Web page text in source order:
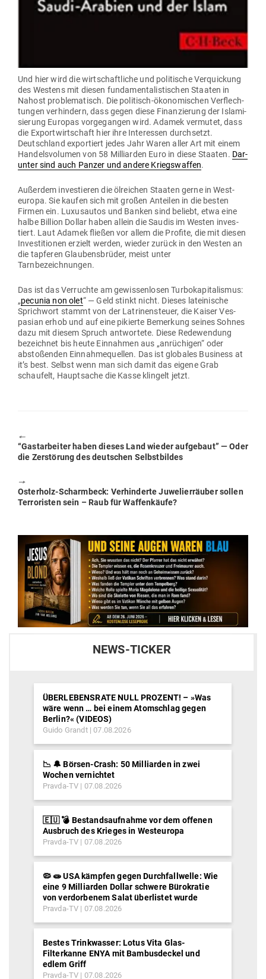
Und hier wird die wirt­schaft­liche und poli­tische Ver­qui­ckung
des Westens mit diesen fun­da­men­ta­lis­ti­schen Staaten in
Nahost pro­ble­ma­tisch. Die poli­tisch-öko­no­mi­schen Ver­flech­
tungen ver­hindern, dass gegen diese Finan­zierung der Isla­mi­
sierung Europas vor­ge­gangen wird. Adamek ver­mutet, dass
die Export­wirt­schaft hier ihre Inter­essen durch­setzt.
Deutschland expor­tiert jedes Jahr Waren aller Art mit einem
Han­dels­vo­lumen von 58 Mil­li­arden Euro in diese Staaten. Dar­
unter sind auch Panzer und andere Kriegs­waffen.
Außerdem inves­tieren die ölreichen Staaten gerne in West­
europa. Sie kaufen sich mit großen Anteilen in die besten
Firmen ein. Luxus­autos und Banken sind beliebt, etwa eine
halbe Billion Dollar haben allein die Saudis im Westen inves­
tiert. Laut Adamek fließen vor allem die Profite, die mit diesen
Inves­ti­tionen erzielt werden, wieder zurück in den Westen an
die tap­feren Glau­bens­brüder, meist unter
Tarnbezeichnungen.
Das ist das Ver­ruchte am gewis­sen­losen Tur­bo­ka­pi­ta­lismus:
„pecunia non olet“ — Geld stinkt nicht. Dieses latei­nische
Sprichwort stammt von der Latri­nen­steuer, die Kaiser Ves­
pasian erhob und auf eine pikierte Bemerkung seines Sohnes
dazu mit diesem Spruch ant­wortete. Diese Rede­wendung
bezeichnet bis heute Ein­nahmen aus „anrü­chigen“ oder
absto­ßenden Ein­nah­me­quellen. Das ist glo­bales Business at
it’s best. Selbst wenn man sich damit das eigene Grab
schaufelt, Haupt­sache die Kasse klingelt jetzt.
🠔
Previous
post:
“Gast­ar­beiter haben dieses Land wieder auf­gebaut” — Oder
die Zer­störung des deut­schen Selbstbildes
🠖
Next
post:
Osterholz-Scharmbeck: Ver­hin­derte Juwe­lier­räuber sollen
Ter­ro­risten sein – Raub für Waffenkäufe?
NEWS-TICKER
ÜBERLEBENSRATE NULL PROZENT! – »Was
wäre wenn … bei einem Atomschlag gegen
Berlin?« (VIDEOS)
Guido Grandt 07.08.2026
📉 🔔 Börsen-Crash: 50 Milliarden in zwei
Wochen vernichtet
Pravda-TV 07.08.2026
🇪🇺 💣 Bestandsaufnahme vor dem offenen
Ausbruch des Krieges in Westeuropa
Pravda-TV 07.08.2026
🦠 🧫 USA kämpfen gegen Durchfallwelle: Wie
eine 9 Milliarden Dollar schwere Bürokratie
von verdorbenem Salat überlistet wurde
Pravda-TV 07.08.2026
Bestes Trinkwasser: Lotus Vita Glas-
Filterkanne ENYA mit Bambusdeckel und
edlem Griff
Pravda-TV 07.08.2026